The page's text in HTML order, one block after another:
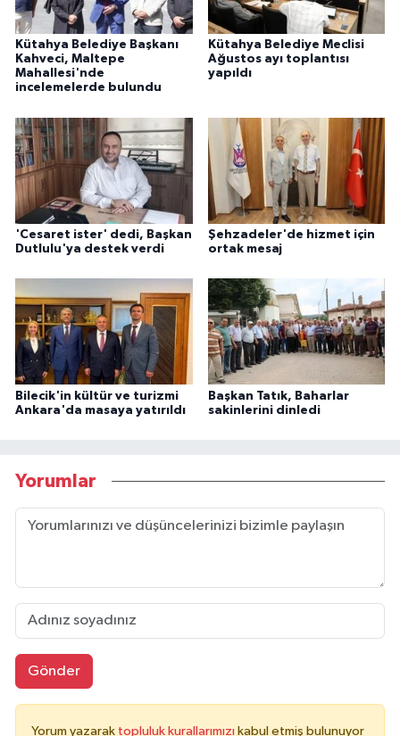
Kütahya Belediye Başkanı
Kahveci, Maltepe
Mahallesi'nde
incelemelerde bulundu
Kütahya Belediye Meclisi
Ağustos ayı toplantısı
yapıldı
'Cesaret ister' dedi, Başkan
Dutlulu'ya destek verdi
Şehzadeler'de hizmet için
ortak mesaj
Bilecik'in kültür ve turizmi
Ankara'da masaya yatırıldı
Başkan Tatık, Baharlar
sakinlerini dinledi
Yorumlar
Gönder
Yorum yazarak topluluk kurallarımızı kabul etmiş bulunuyor